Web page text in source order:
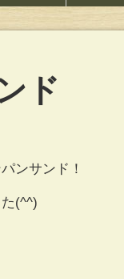
ド
ンサンド！
(^^)